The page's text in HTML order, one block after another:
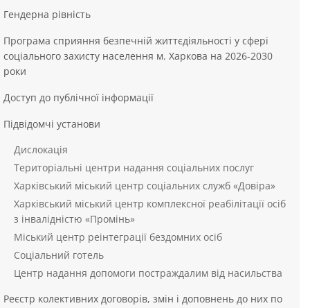
Гендерна рівність
Програма сприяння безпечній життєдіяльності у сфері
соціального захисту населення м. Харкова на 2026-2030
роки
Доступ до публічної інформації
Підвідомчі установи
Дислокація
Територіальні центри надання соціальних послуг
Харківський міський центр соціальних служб «Довіра»
Харківський міський центр комплексної реабілітації осіб
з інвалідністю «Промінь»
Міський центр реінтеграції бездомних осіб
Соціальний готель
Центр надання допомоги постраждалим від насильства
Реєстр колективних договорів, змін і доповнень до них по